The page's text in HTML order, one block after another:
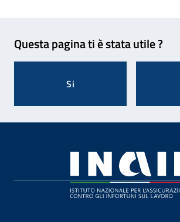
Questa pagina ti è stata utile ?
Si